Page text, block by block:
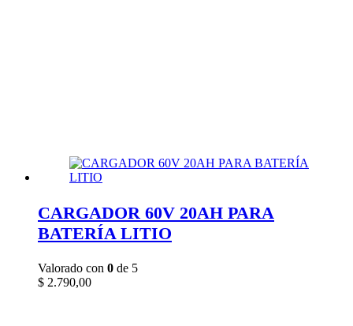
CARGADOR 60V 20AH PARA
BATERÍA LITIO
Valorado con 0 de 5
$ 2.790,00